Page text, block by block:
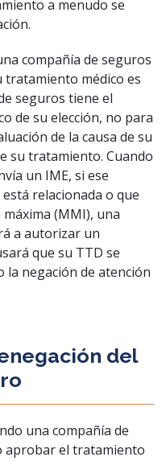
a menudo se
compañía de seguros
médico es
seguros tiene el
de su elección, no para
de la causa de su
su tratamiento. Cuando
un IME, si ese
relacionada o que
(MMI), una
a autorizar un
que su TTD se
la negación de atención
del
una compañía de
aprobar el tratamiento